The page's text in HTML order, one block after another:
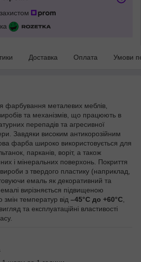
Доставка Оплата Умови
фарбування металевих меблів,
та механізмів, що працюють в
перепадів та агресивної
Завдяки високим антикорозійним
фарба широко використовується для
парканів, воріт, а також
і мінеральних поверхонь. Покриття
з твердого пластику (наприклад,
емаль як декоративний та
вирізняється підвищеною
змін температур від –45°С до +60°С
та експлуатаційні властивості